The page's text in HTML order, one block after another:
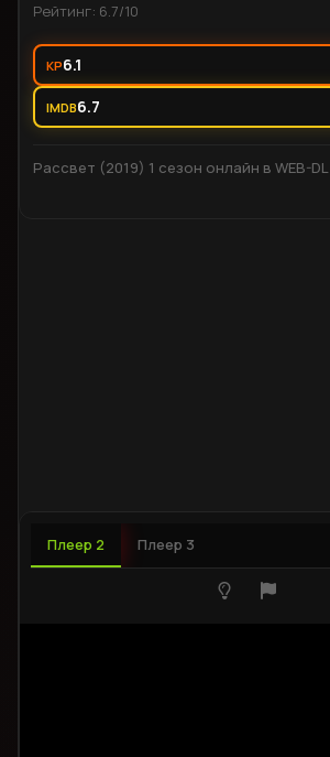
Рейтинг: 6.7/10
KP6.1
IMDB6.7
Рассвет (2019) 1 сезон онлайн в WEB-DL
Плеер 2 Плеер 3